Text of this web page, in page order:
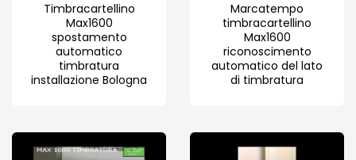
Timbracartellino
Max1600
spostamento
automatico
timbratura
installazione Bologna
Marcatempo
timbracartellino
Max1600
riconoscimento
automatico del lato
di timbratura